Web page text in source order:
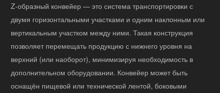
Z-образный конвейер — это система транспортировки с
двумя горизонтальными участками и одним наклонным или
вертикальным участком между ними. Такая конструкция
позволяет перемещать продукцию с нижнего уровня на
верхний (или наоборот), минимизируя необходимость в
дополнительном оборудовании. Конвейер может быть
оснащён пищевой или технической лентой, боковыми